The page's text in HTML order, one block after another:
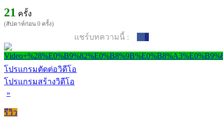
21 ครั้ง
(สัปดาห์ก่อน 0 ครั้ง)
แชร์บทความนี้ : 0
โปรแกรมตัดต่อวิดีโอ
โปรแกรมสร้างวิดีโอ
»
รีวิว